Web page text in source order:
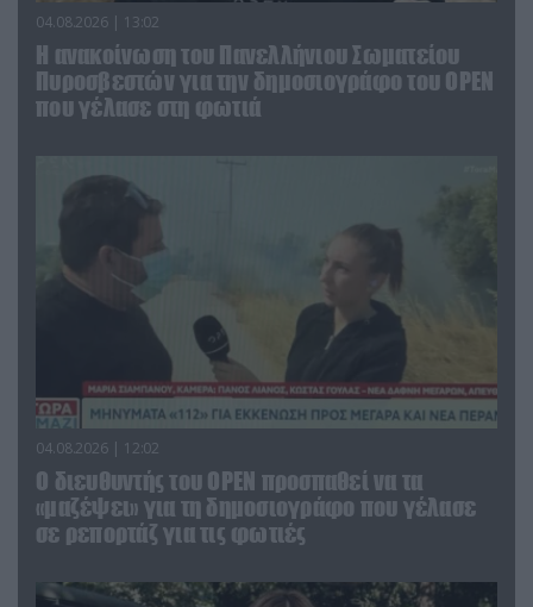
04.08.2026 | 13:02
Η ανακοίνωση του Πανελλήνιου Σωματείου
Πυροσβεστών για την δημοσιογράφο του OPEN
που γέλασε στη φωτιά
04.08.2026 | 12:02
O διευθυντής του OPEN προσπαθεί να τα
«μαζέψει» για τη δημοσιογράφο που γέλασε
σε ρεπορτάζ για τις φωτιές